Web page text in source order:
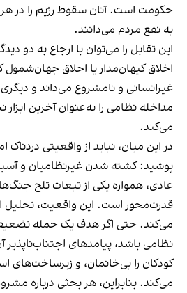
حکومت است. آنان سقوط رژیم را در
به نفع مردم می‌دانند.
این تقابل را می‌توان با ارجاع به دو
اخلاق کیهان‌مدار یا اخلاق جهان‌شمول
غیرانسانی و نامشروع می‌داند و
مداخله نظامی را به‌عنوان آخرین
می‌کند.
در این میان، نباید از واقعیتی دردناک
پوشید: کشته شدن غیرنظامیان و
عادی، همواره یکی از تبعات تلخ
قدرت‌محور است. این واقعیت، تحلیل
می‌کند. حتی اگر هدف یک حمله
نظامی باشد، پیامدهای اجتناب‌ناپذیر
کودکان را بی‌خانمان، و زیرساخت‌های
می‌کند. بنابراین، هر بحثی درباره